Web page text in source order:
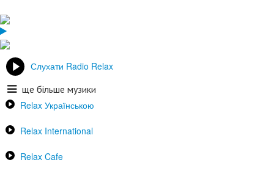
Слухати Radio Relax
ще більше музики
Relax Українською
Relax International
Relax Cafe